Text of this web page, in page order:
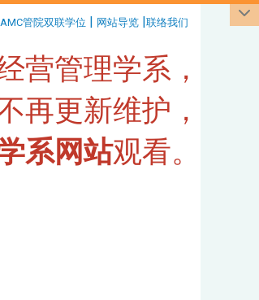
AMC管院双联学位 | 网站导览 |联络我们
营管理学系，
再更新维护，
系网站观看。